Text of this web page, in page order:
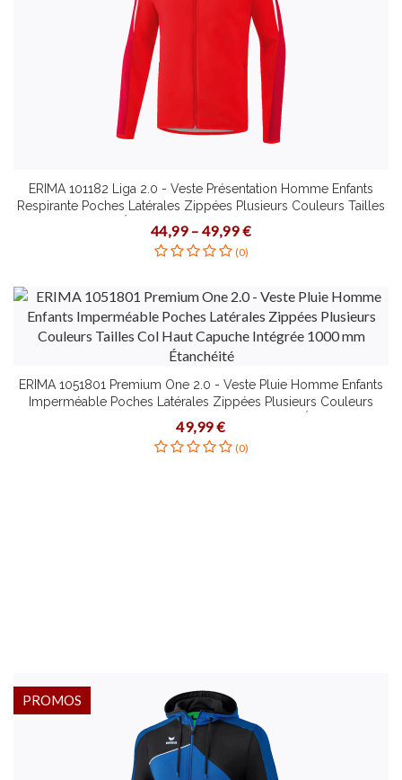
ERIMA 101182 Liga 2.0 - Veste Présentation Homme Enfants
Respirante Poches Latérales Zippées Plusieurs Couleurs Tailles
Bords Élastiques Ajustement Confortable
44,99 – 49,99 €
(0)
ERIMA 1051801 Premium One 2.0 - Veste Pluie Homme Enfants
Imperméable Poches Latérales Zippées Plusieurs Couleurs
Tailles Col Haut Capuche Intégrée 1000 mm Étanchéité
49,99 €
(0)
PROMOS